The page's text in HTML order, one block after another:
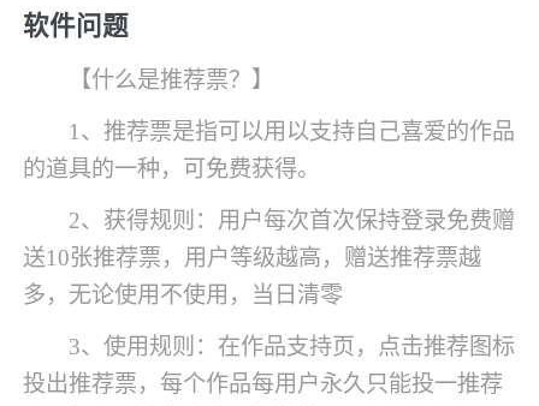
软件问题
【什么是推荐票？】
1、推荐票是指可以用以支持自己喜爱的作品
的道具的一种，可免费获得。
2、获得规则：用户每次首次保持登录免费赠
送10张推荐票，用户等级越高，赠送推荐票越
多，无论使用不使用，当日清零
3、使用规则：在作品支持页，点击推荐图标
投出推荐票，每个作品每用户永久只能投一推荐